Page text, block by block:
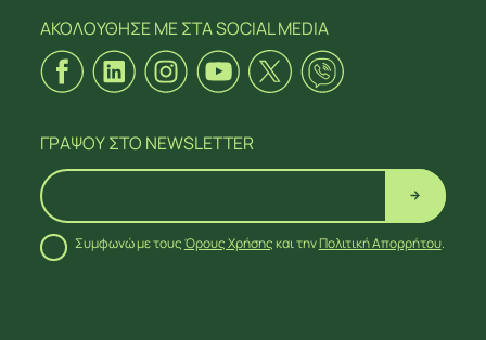
ΑΚΟΛΟΥΘΗΣΕ ΜΕΣΤΑ SOCIAL MEDIA
ΑΚΟΛΟΥΘΗΣΕ ΜΕΣΤΑ SOCIAL MEDIA
ΓΡΑΨΟΥΣΤΟ NEWSLETTER
Συμφωνώ με τουςΌρους Χρήσηςκαι τηνΠολιτική Απορρήτου.